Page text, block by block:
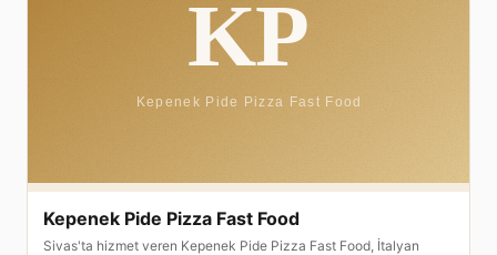
Kepenek Pide Pizza Fast Food
Sivas'ta hizmet veren Kepenek Pide Pizza Fast Food, İtalyan